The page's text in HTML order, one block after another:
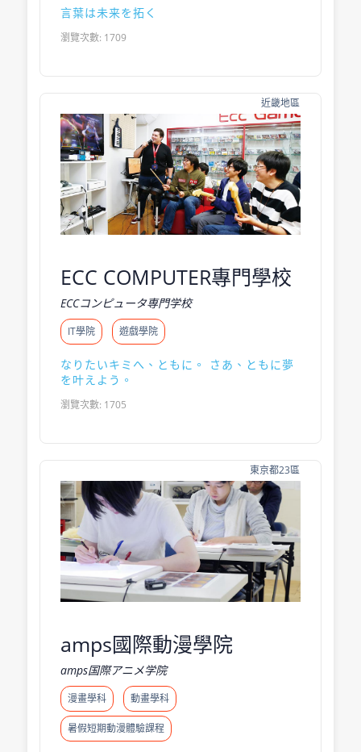
言葉は未来を拓く
瀏覽次數: 1709
ECC COMPUTER專門學校
ECCコンピュータ専門学校
IT學院 遊戲學院
近畿地區
なりたいキミへ、ともに。 さあ、ともに夢
を叶えよう。
瀏覽次數: 1705
amps國際動漫學院
amps国際アニメ学院
漫畫學科 動畫學科
暑假短期動漫體驗課程
東京都23區